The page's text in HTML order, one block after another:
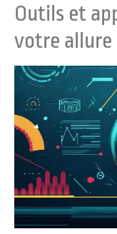
Outils et
votre allure